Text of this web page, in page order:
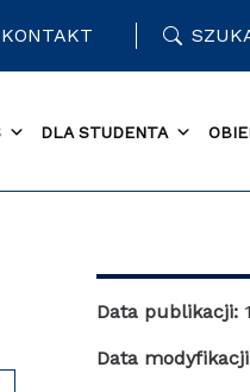
KONTAKT
DLA STUDENTA
Data publikacji:
Data